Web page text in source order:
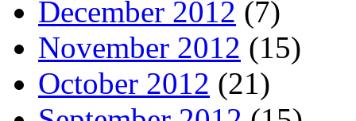
December 2012 (7)
November 2012 (15)
October 2012 (21)